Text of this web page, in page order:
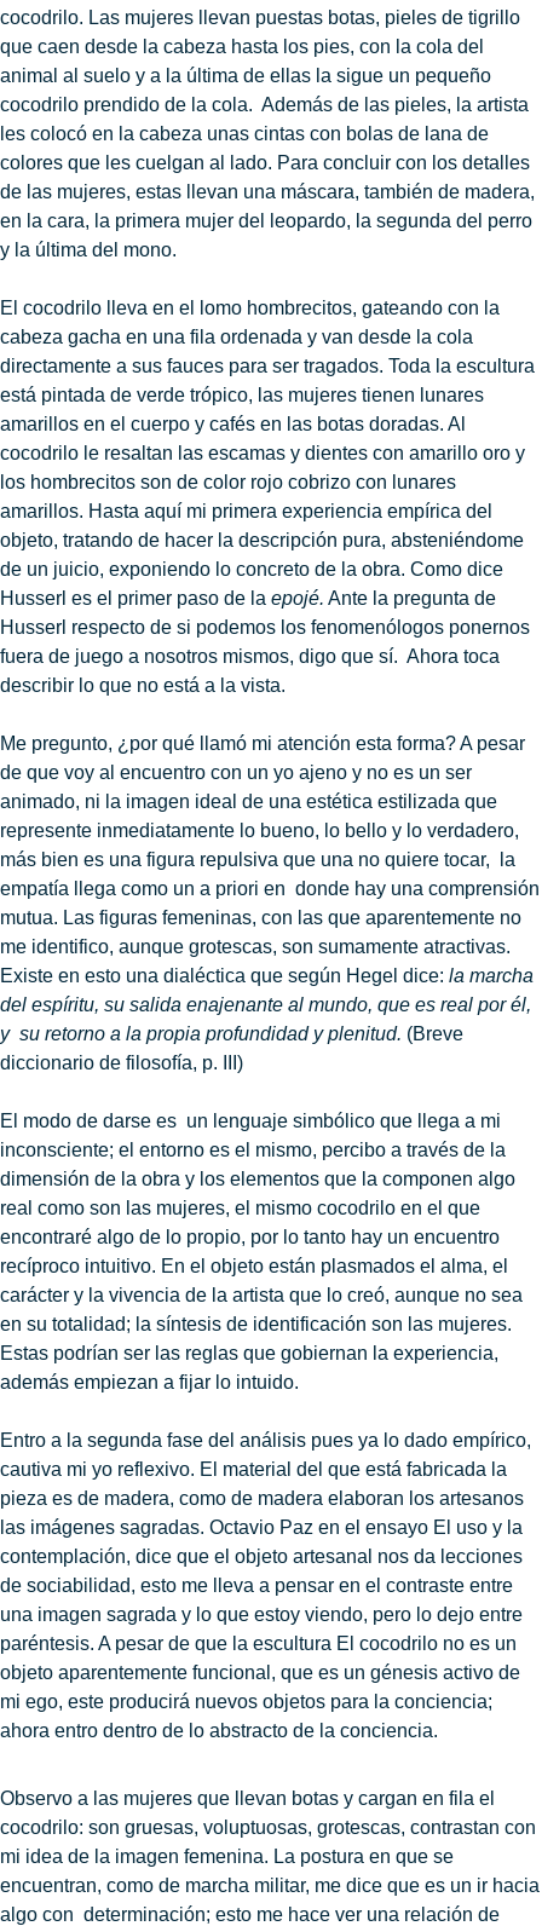
cocodrilo. Las mujeres llevan puestas botas, pieles de tigrillo
que caen desde la cabeza hasta los pies, con la cola del
animal al suelo y a la última de ellas la sigue un pequeño
cocodrilo prendido de la cola. Además de las pieles, la artista
les colocó en la cabeza unas cintas con bolas de lana de
colores que les cuelgan al lado. Para concluir con los detalles
de las mujeres, estas llevan una máscara, también de madera,
en la cara, la primera mujer del leopardo, la segunda del perro
y la última del mono.
El cocodrilo lleva en el lomo hombrecitos, gateando con la
cabeza gacha en una fila ordenada y van desde la cola
directamente a sus fauces para ser tragados. Toda la escultura
está pintada de verde trópico, las mujeres tienen lunares
amarillos en el cuerpo y cafés en las botas doradas. Al
cocodrilo le resaltan las escamas y dientes con amarillo oro y
los hombrecitos son de color rojo cobrizo con lunares
amarillos. Hasta aquí mi primera experiencia empírica del
objeto, tratando de hacer la descripción pura, absteniéndome
de un juicio, exponiendo lo concreto de la obra. Como dice
Husserl es el primer paso de la epojé. Ante la pregunta de
Husserl respecto de si podemos los fenomenólogos ponernos
fuera de juego a nosotros mismos, digo que sí. Ahora toca
describir lo que no está a la vista.
Me pregunto, ¿por qué llamó mi atención esta forma? A pesar
de que voy al encuentro con un yo ajeno y no es un ser
animado, ni la imagen ideal de una estética estilizada que
represente inmediatamente lo bueno, lo bello y lo verdadero,
más bien es una figura repulsiva que una no quiere tocar, la
empatía llega como un a priori en donde hay una comprensión
mutua. Las figuras femeninas, con las que aparentemente no
me identifico, aunque grotescas, son sumamente atractivas.
Existe en esto una dialéctica que según Hegel dice: la marcha
del espíritu, su salida enajenante al mundo, que es real por él,
y su retorno a la propia profundidad y plenitud. (Breve
diccionario de filosofía, p. III)
El modo de darse es un lenguaje simbólico que llega a mi
inconsciente; el entorno es el mismo, percibo a través de la
dimensión de la obra y los elementos que la componen algo
real como son las mujeres, el mismo cocodrilo en el que
encontraré algo de lo propio, por lo tanto hay un encuentro
recíproco intuitivo. En el objeto están plasmados el alma, el
carácter y la vivencia de la artista que lo creó, aunque no sea
en su totalidad; la síntesis de identificación son las mujeres.
Estas podrían ser las reglas que gobiernan la experiencia,
además empiezan a fijar lo intuido.
Entro a la segunda fase del análisis pues ya lo dado empírico,
cautiva mi yo reflexivo. El material del que está fabricada la
pieza es de madera, como de madera elaboran los artesanos
las imágenes sagradas. Octavio Paz en el ensayo El uso y la
contemplación, dice que el objeto artesanal nos da lecciones
de sociabilidad, esto me lleva a pensar en el contraste entre
una imagen sagrada y lo que estoy viendo, pero lo dejo entre
paréntesis. A pesar de que la escultura El cocodrilo no es un
objeto aparentemente funcional, que es un génesis activo de
mi ego, este producirá nuevos objetos para la conciencia;
ahora entro dentro de lo abstracto de la conciencia.
Observo a las mujeres que llevan botas y cargan en fila el
cocodrilo: son gruesas, voluptuosas, grotescas, contrastan con
mi idea de la imagen femenina. La postura en que se
encuentran, como de marcha militar, me dice que es un ir hacia
algo con determinación; esto me hace ver una relación de